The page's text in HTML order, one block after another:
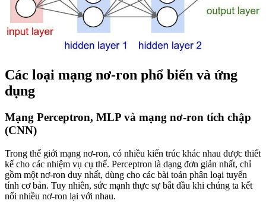
Các loại mạng nơ-ron phổ biến và ứng
dụng
Mạng Perceptron, MLP và mạng nơ-ron tích chập
(CNN)
Trong thế giới mạng nơ-ron, có nhiều kiến trúc khác nhau được thiết
kế cho các nhiệm vụ cụ thể. Perceptron là dạng đơn giản nhất, chỉ
gồm một nơ-ron duy nhất, dùng cho các bài toán phân loại tuyến
tính cơ bản. Tuy nhiên, sức mạnh thực sự bắt đầu khi chúng ta kết
nối nhiều nơ-ron lại với nhau.